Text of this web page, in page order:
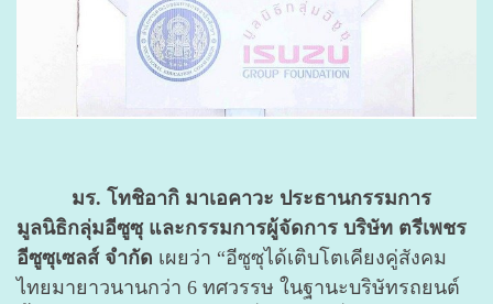
มร. โทชิอากิ มาเอคาวะ ประธานกรรมการ
มูลนิธิกลุ่มอีซูซุ และกรรมการผู้จัดการ บริษัท ตรีเพชร
อีซูซุเซลส์ จำกัด เผยว่า “อีซูซุได้เติบโตเคียงคู่สังคม
ไทยมายาวนานกว่า 6 ทศวรรษ ในฐานะบริษัทรถยนต์